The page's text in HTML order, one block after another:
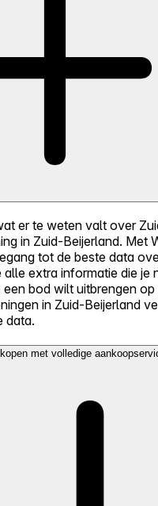
er te weten valt over
in Zuid-Beijerland. Met
tot de beste data
alle extra informatie die je
bod wilt uitbrengen
in Zuid-Beijerland
data.
met volledige